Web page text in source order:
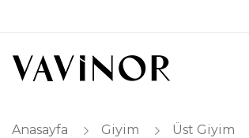
Anasayfa Giyim Üst Giyim